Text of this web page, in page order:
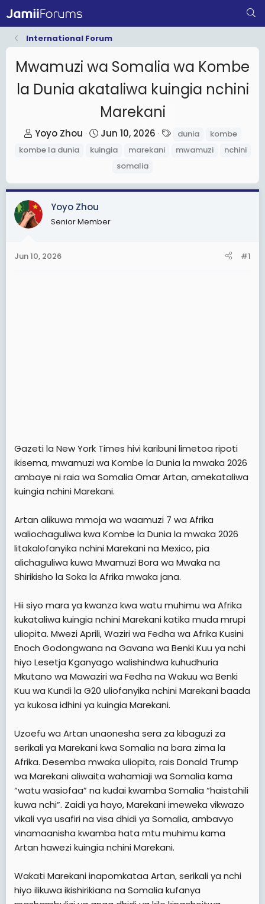
International Forum
Mwamuzi wa Somalia wa Kombe
la Dunia akataliwa kuingia nchini
Marekani
T
h
a
d
s
r
Yoyo Zhou
S
t
t
a
Jun 10, 2026
a
dunia
kombe
kombe la dunia
kuingia marekani mwamuzi
nchini
somalia
Yoyo Zhou
Senior Member
Jun 10, 2026 #1
Gazeti la New York Times hivi karibuni limetoa ripoti
ikisema, mwamuzi wa Kombe la Dunia la mwaka 2026
ambaye ni raia wa Somalia Omar Artan, amekataliwa
kuingia nchini Marekani.
Artan alikuwa mmoja wa waamuzi 7 wa Afrika
waliochaguliwa kwa Kombe la Dunia la mwaka 2026
litakalofanyika nchini Marekani na Mexico, pia
alichaguliwa kuwa Mwamuzi Bora wa Mwaka na
Shirikisho la Soka la Afrika mwaka jana.
Hii siyo mara ya kwanza kwa watu muhimu wa Afrika
kukataliwa kuingia nchini Marekani katika muda mrupi
uliopita. Mwezi Aprili, Waziri wa Fedha wa Afrika Kusini
Enoch Godongwana na Gavana wa Benki Kuu ya nchi
hiyo Lesetja Kganyago walishindwa kuhudhuria
Mkutano wa Mawaziri wa Fedha na Wakuu wa Benki
Kuu wa Kundi la G20 uliofanyika nchini Marekani baada
ya kukosa idhini ya kuingia Marekani.
Uzoefu wa Artan unaonesha sera za kibaguzi za
serikali ya Marekani kwa Somalia na bara zima la
Afrika. Desemba mwaka uliopita, rais Donald Trump
wa Marekani aliwaita wahamiaji wa Somalia kama
“watu wasiofaa” na kudai kwamba Somalia “haistahili
kuwa nchi”. Zaidi ya hayo, Marekani imeweka vikwazo
vikali vya usafiri na visa dhidi ya Somalia, ambavyo
vinamaanisha kwamba hata mtu muhimu kama
Artan hawezi kuingia nchini Marekani.
Wakati Marekani inapomkataa Artan, serikali ya nchi
hiyo ilikuwa ikishirikiana na Somalia kufanya